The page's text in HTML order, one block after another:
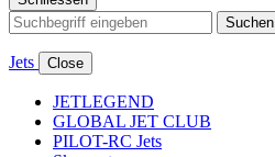
Suchen
Jets Close
JETLEGEND
GLOBAL JET CLUB
PILOT-RC Jets